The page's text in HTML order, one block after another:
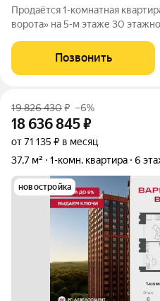
Продаётся 1-комнатная
ворота» на 5-м этаже 30
и функциональностью, жизнью
будущим. Коротко о важном:
Позвонить
19 826 430₽ –6%
18 636 845₽
от 71 135 ₽ в месяц
37,7 м²
1-комн. квартира 6
новостройка